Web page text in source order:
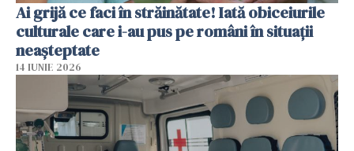
Ai grijă ce faci în străinătate! Iată obiceiurile
culturale care i-au pus pe români în situații
neașteptate
14 IUNIE 2026